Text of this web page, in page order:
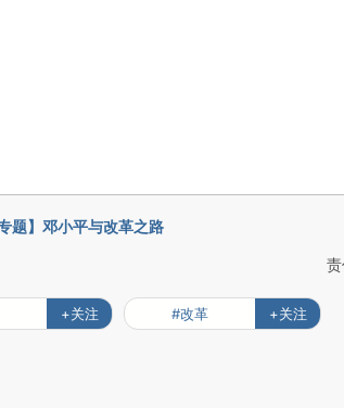
专题】邓小平与改革之路
+关注 #改革 +关注